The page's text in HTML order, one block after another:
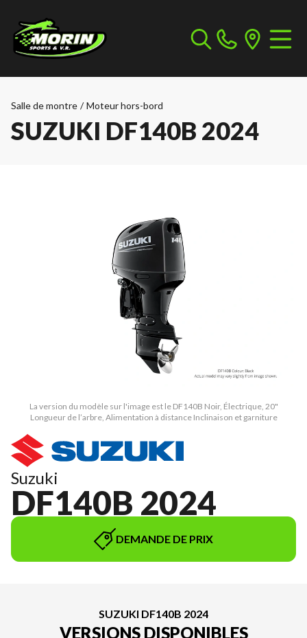
Salle de montre / Moteur hors-bord
SUZUKI DF140B 2024
La version du modèle sur l'image est le DF140B Noir, Électrique, 20"
Longueur de l’arbre, Alimentation à distance Inclinaison et garniture
Suzuki
DF140B 2024
DEMANDE DE PRIX
SUZUKI DF140B 2024
VERSIONS DISPONIBLES